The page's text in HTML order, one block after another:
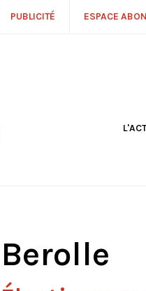
PUBLICITÉ ESPACE
Berolle